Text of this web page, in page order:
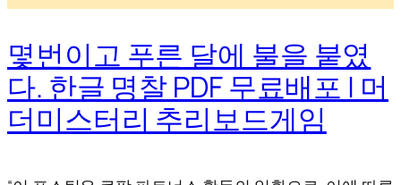
몇번이고 푸른 달에 불을 붙였
다. 한글 명찰 PDF 무료배포 | 머
더미스터리 추리보드게임